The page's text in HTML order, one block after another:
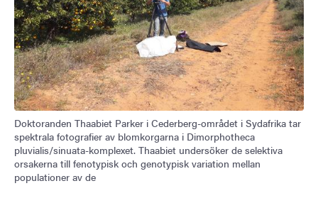
Doktoranden Thaabiet Parker i Cederberg-området i Sydafrika tar
spektrala fotografier av blomkorgarna i Dimorphotheca
pluvialis/sinuata-komplexet. Thaabiet undersöker de selektiva
orsakerna till fenotypisk och genotypisk variation mellan
populationer av de